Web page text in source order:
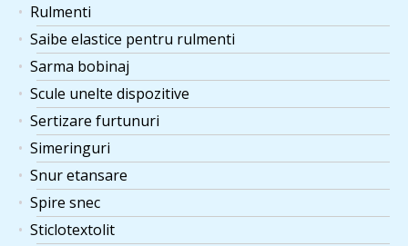
Rulmenti
Saibe elastice pentru rulmenti
Sarma bobinaj
Scule unelte dispozitive
Sertizare furtunuri
Simeringuri
Snur etansare
Spire snec
Sticlotextolit